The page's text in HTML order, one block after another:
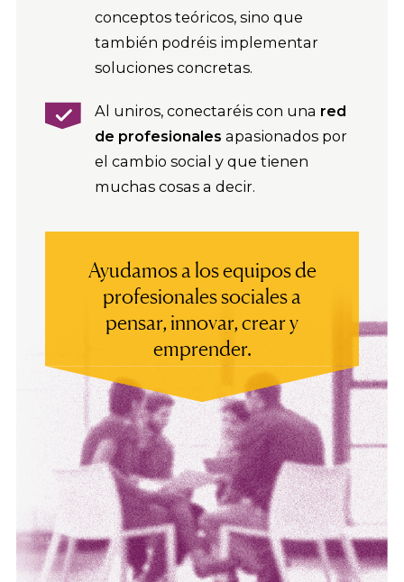
conceptos teóricos, sino que
también podréis implementar
soluciones concretas.
Al uniros, conectaréis con una red
de profesionales apasionados por
el cambio social y que tienen
muchas cosas a decir.
Ayudamos a los equipos de
profesionales sociales a
pensar, innovar, crear y
emprender.